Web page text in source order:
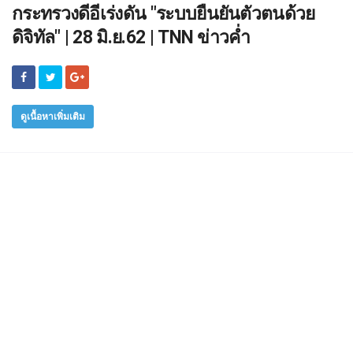
กระทรวงดีอีเร่งดัน "ระบบยืนยันตัวตนด้วย
ดิจิทัล" | 28 มิ.ย.62 | TNN ข่าวค่ำ
ดูเนื้อหาเพิ่มเติม